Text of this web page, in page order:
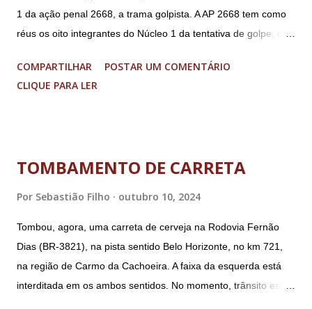
1 da ação penal 2668, a trama golpista. A AP 2668 tem como
réus os oito integrantes do Núcleo 1 da tentativa de golpe, ou
(PGR): o deputado federal Alexandre Ramagem, ex-diretor da
Agência Brasileira de Inteligência (Abin); o almirante Almir
Segurança Institucional (GSI); o tenente-coronel Mauro Cid,
Sérgio Nogueira, ex-ministro da Defesa; e o general da
reserva Walter Braga Netto, ex-ministro da Casa Civil e da
Defesa. A acusação envolveu os crimes de tentativa de
abolição violenta do Estado Democrático de Direito, golpe de
COMPARTILHAR
POSTAR UM COMENTÁRIO
CLIQUE PARA LER
TOMBAMENTO DE CARRETA
Por Sebastião Filho outubro 10, 2024
Tombou, agora, uma carreta de cerveja na Rodovia Fernão
Dias (BR-3821), na pista sentido Belo Horizonte, no km 721,
na região de Carmo da Cachoeira. A faixa da esquerda está
interditada em os ambos sentidos. No momento, trânsito está